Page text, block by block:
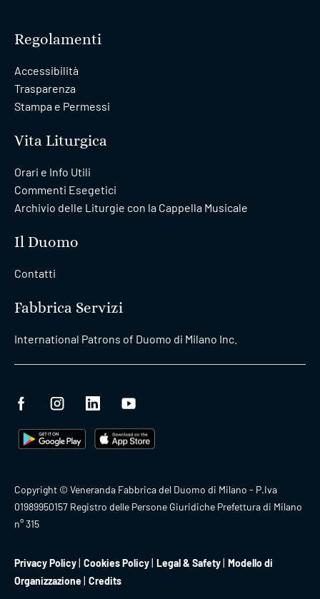
Regolamenti
Accessibilità
Trasparenza
Stampa e Permessi
Vita Liturgica
Orari e Info Utili
Commenti Esegetici
Archivio delle Liturgie con la Cappella Musicale
Il Duomo
Contatti
Fabbrica Servizi
International Patrons of Duomo di Milano Inc.
Copyright © Veneranda Fabbrica del Duomo di Milano - P.Iva
01989950157 Registro delle Persone Giuridiche Prefettura di Milano
n° 315
Privacy Policy Cookies Policy Legal & Safety Modello di
Organizzazione Credits